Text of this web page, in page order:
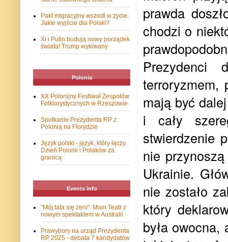
prawda
chodzi o
Prezydenci
terroryzmem,
mają być
i cały
stwierdzenie
nie
Ukrainie.
nie zostało
który
była
Pakt migracyjny wszedł w życie.
Jakie wyjście dla Polski?
Xi i Putin budują nowy porządek
świata! Trump wykiwany
Polonia
XX Polonijny Festiwal Zespołów
Folklorystycznych w Rzeszowie
Spotkanie Prezydenta RP z
Polonią na Florydzie
Język polski - język, który łączy.
Dzień Polonii i Polaków za
granicą
Events Info
"Mój tata się żeni". Mam Teatr z
nowym spektaklem w Australii
Prawybory na urząd Prezydenta
RP 2025 - debata 7 kandydatów